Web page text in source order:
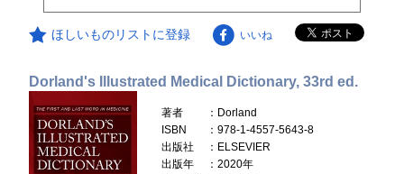
ほしいものリストに登録 いいね
Dorland's Illustrated Medical Dictionary, 33rd ed.
著者
：Dorland
ISBN
：978-1-4557-5643-8
出版社
：ELSEVIER
出版年
：2020年